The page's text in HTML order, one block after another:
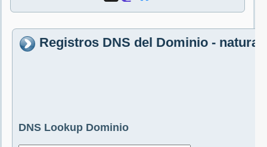
Registros DNS del Dominio -
DNS Lookup Dominio